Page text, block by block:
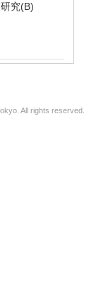
究(B)
All rights reserved.